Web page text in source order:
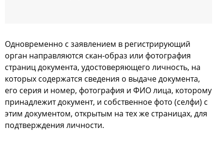
Одновременно с заявлением в регистрирующий
орган направляются скан-образ или фотография
страниц документа, удостоверяющего личность, на
которых содержатся сведения о выдаче документа,
его серия и номер, фотография и ФИО лица, которому
принадлежит документ, и собственное фото (селфи) с
этим документом, открытым на тех же страницах, для
подтверждения личности.